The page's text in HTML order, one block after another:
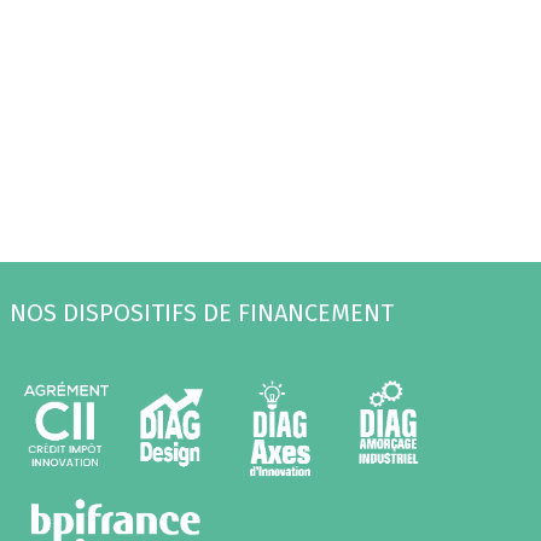
NOS DISPOSITIFS DE FINANCEMENT